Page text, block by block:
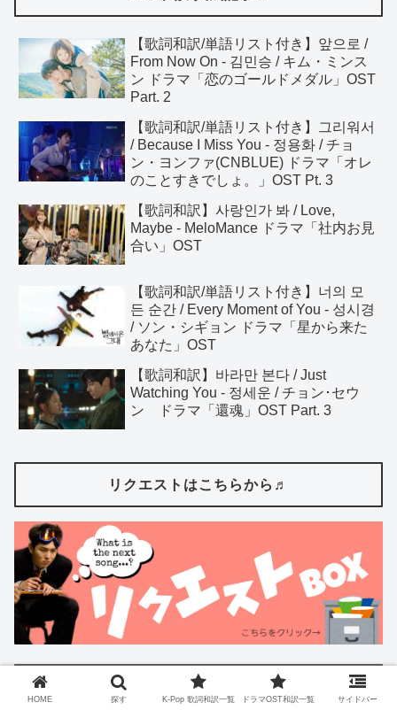
【歌詞和訳/単語リスト付き】앞으로 /
From Now On - 김민승 / キム・ミンス
ン ドラマ「恋のゴールドメダル」OST
Part. 2
【歌詞和訳/単語リスト付き】그리워서
/ Because I Miss You - 정용화 / チョ
ン・ヨンファ(CNBLUE) ドラマ「オレ
のことすきでしょ。」OST Pt. 3
【歌詞和訳】사랑인가 봐 / Love,
Maybe - MeloMance ドラマ「社内お見
合い」OST
【歌詞和訳/単語リスト付き】너의 모
든 순간 / Every Moment of You - 성시경
/ ソン・シギョン ドラマ「星から来た
あなた」OST
【歌詞和訳】바라만 본다 / Just
Watching You - 정세운 / チョン･セウ
ン ドラマ「還魂」OST Part. 3
リクエストはこちらから♬
プロフィール
HOME 探す K-Pop 歌詞和訳一覧 ドラマOST和訳一覧 サイドバー